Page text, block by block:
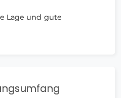
Lage und gute